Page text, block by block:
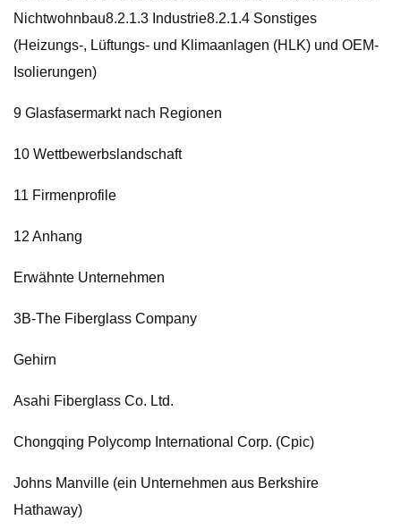
Nichtwohnbau8.2.1.3 Industrie8.2.1.4 Sonstiges
(Heizungs-, Lüftungs- und Klimaanlagen (HLK) und OEM-
Isolierungen)
9 Glasfasermarkt nach Regionen
10 Wettbewerbslandschaft
11 Firmenprofile
12 Anhang
Erwähnte Unternehmen
3B-The Fiberglass Company
Gehirn
Asahi Fiberglass Co. Ltd.
Chongqing Polycomp International Corp. (Cpic)
Johns Manville (ein Unternehmen aus Berkshire
Hathaway)